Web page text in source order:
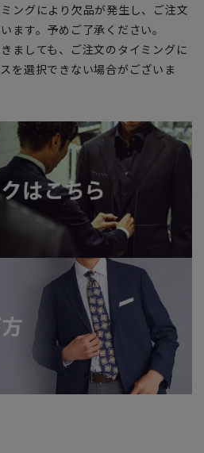
ングにより欠品が発生し、ご注文
ます。予めご了承ください。
ましても、ご注文のタイミングに
を選択できない場合がございま